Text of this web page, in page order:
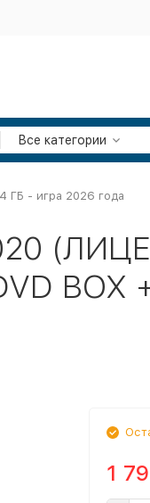
Все категории
ГБ - игра 2026 года
BOX
1